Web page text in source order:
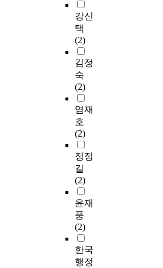
강신
택
(2)
김정
숙
(2)
염재
호
(2)
정정
길
(2)
윤재
풍
(2)
한국
행정